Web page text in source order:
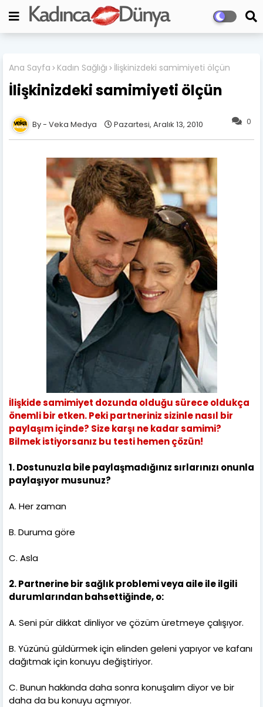
Ana Sayfa Kadın Sağlığı İlişkinizdeki samimiyeti ölçün
İlişkinizdeki samimiyeti ölçün
0
Veka Medya Pazartesi, Aralık 13, 2010
İlişkide samimiyet dozunda olduğu sürece oldukça
önemli bir etken. Peki partneriniz sizinle nasıl bir
paylaşım içinde? Size karşı ne kadar samimi?
Bilmek istiyorsanız bu testi hemen çözün!
1. Dostunuzla bile paylaşmadığınız sırlarınızı onunla
paylaşıyor musunuz?
A. Her zaman
B. Duruma göre
C. Asla
2. Partnerine bir sağlık problemi veya aile ile ilgili
durumlarından bahsettiğinde, o:
A. Seni pür dikkat dinliyor ve çözüm üretmeye çalışıyor.
B. Yüzünü güldürmek için elinden geleni yapıyor ve kafanı
dağıtmak için konuyu değiştiriyor.
C. Bunun hakkında daha sonra konuşalım diyor ve bir
daha da bu konuyu açmıyor.